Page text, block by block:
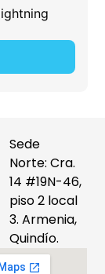
Sede
Norte: Cra.
14 #19N-46,
piso 2 local
3. Armenia,
Quindío.